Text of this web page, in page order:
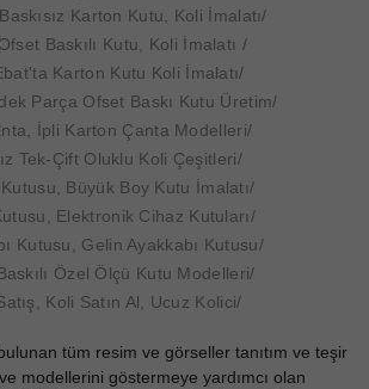
Baskısız Karton Kutu, Koli İmalatı
Baskılı Kutu, Koli İmalatı
Karton Kutu Koli İmalatı
Parça Ofset Baskı Kutu Üretim
İpli Karton Çanta Modelleri
Tek-Çift Oluklu Koli Çeşitleri
Büyük Boy Kutu İmalatı
Elektronik Cihaz Kutuları
Kutusu, Gelin Ayakkabı Kutusu
Özel Ölçü Kutu Modelleri
Koli Satın Al, Ucuz Kolici
tüm resim ve görseller tanıtım ve teşir
modellerini göstermeye yardımcı olan